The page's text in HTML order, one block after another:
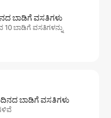
ಬಾಡಿಗೆ ವಸತಿಗಳು
10 ಬಾಡಿಗೆ ವಸತಿಗಳನ್ನು
ಬಾಡಿಗೆ ವಸತಿಗಳು